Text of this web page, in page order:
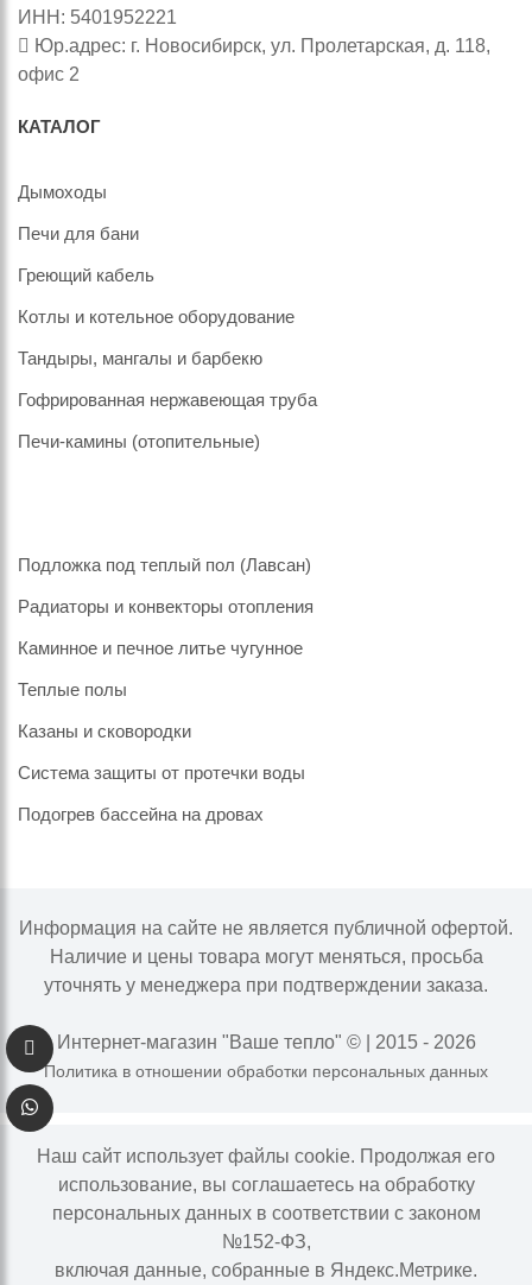
ИНН: 5401952221
Юр.адрес: г. Новосибирск, ул. Пролетарская, д. 118,
офис 2
КАТАЛОГ
Дымоходы
Печи для бани
Греющий кабель
Котлы и котельное оборудование
Тандыры, мангалы и барбекю
Гофрированная нержавеющая труба
Печи-камины (отопительные)
Подложка под теплый пол (Лавсан)
Радиаторы и конвекторы отопления
Каминное и печное литье чугунное
Теплые полы
Казаны и сковородки
Система защиты от протечки воды
Подогрев бассейна на дровах
Информация на сайте не является публичной офертой.
Наличие и цены товара могут меняться, просьба
уточнять у менеджера при подтверждении заказа.
Интернет-магазин "Ваше тепло" © | 2015 - 2026
Политика в отношении обработки персональных данных
Наш сайт использует файлы cookie. Продолжая его
использование, вы соглашаетесь на обработку
персональных данных в соответствии с законом
№152-ФЗ,
включая данные, собранные в Яндекс.Метрике.